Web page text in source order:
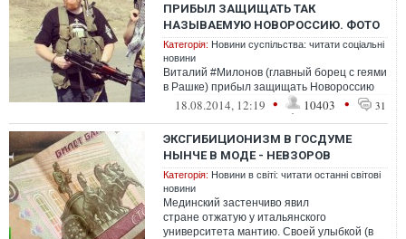
ПРИБЫЛ ЗАЩИЩАТЬ ТАК
НАЗЫВАЕМУЮ НОВОРОССИЮ. ФОТО
Категорія: Новини суспільства: читати соціальні
новини
Виталий #Милонов (главный борец с геями
в Рашке) прибыл защищать Новороссию
18.08.2014, 12:19 • 10403 • 31
ЭКСГИБИЦИОНИЗМ В ГОСДУМЕ
НЫНЧЕ В МОДЕ - НЕВЗОРОВ
Категорія: Новини в світі: читати останні світові
новини
Мединский застенчиво явил
стране отжатую у итальянского
университета мантию. Своей улыбкой (в